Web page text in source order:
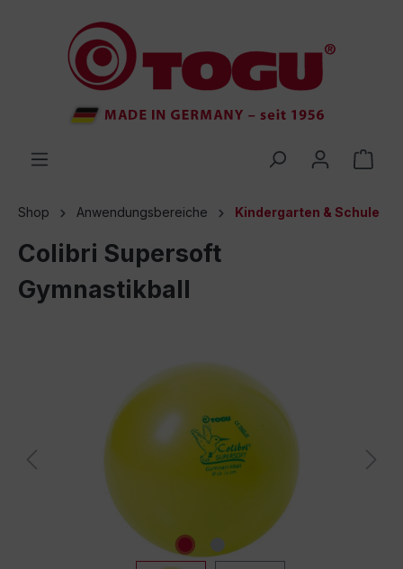
springen
Shop Anwendungsbereiche Kindergarten & Schule
Colibri Supersoft
Gymnastikball